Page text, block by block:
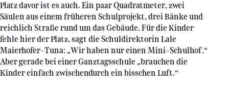
Platz davor ist es auch. Ein paar Quadratmeter, zwei
Säulen aus einem früheren Schulprojekt, drei Bänke und
reichlich Straße rund um das Gebäude. Für die Kinder
fehle hier der Platz, sagt die Schuldirektorin Lale
Maierhofer-Tuna: „Wir haben nur einen Mini-Schulhof.“
Aber gerade bei einer Ganztagsschule „brauchen die
Kinder einfach zwischendurch ein bisschen Luft.“